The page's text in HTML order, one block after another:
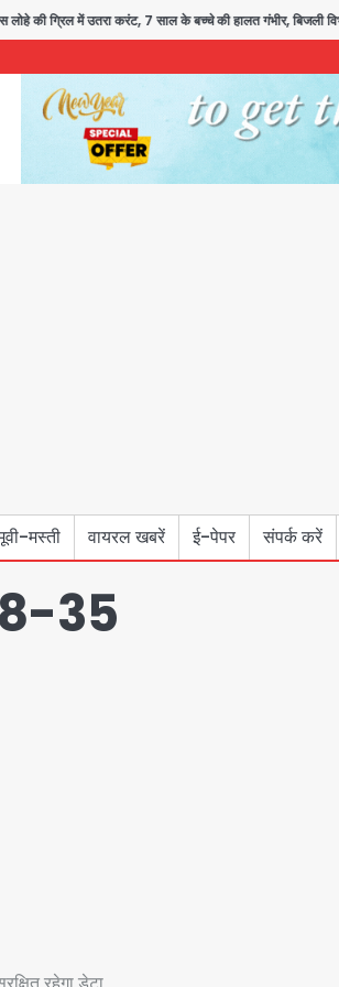
में उतरा करंट, 7 साल के बच्चे की हालत गंभीर, बिजली विभाग पर
मस्ती वायरल खबरें ई-पेपर संपर्क करें
35